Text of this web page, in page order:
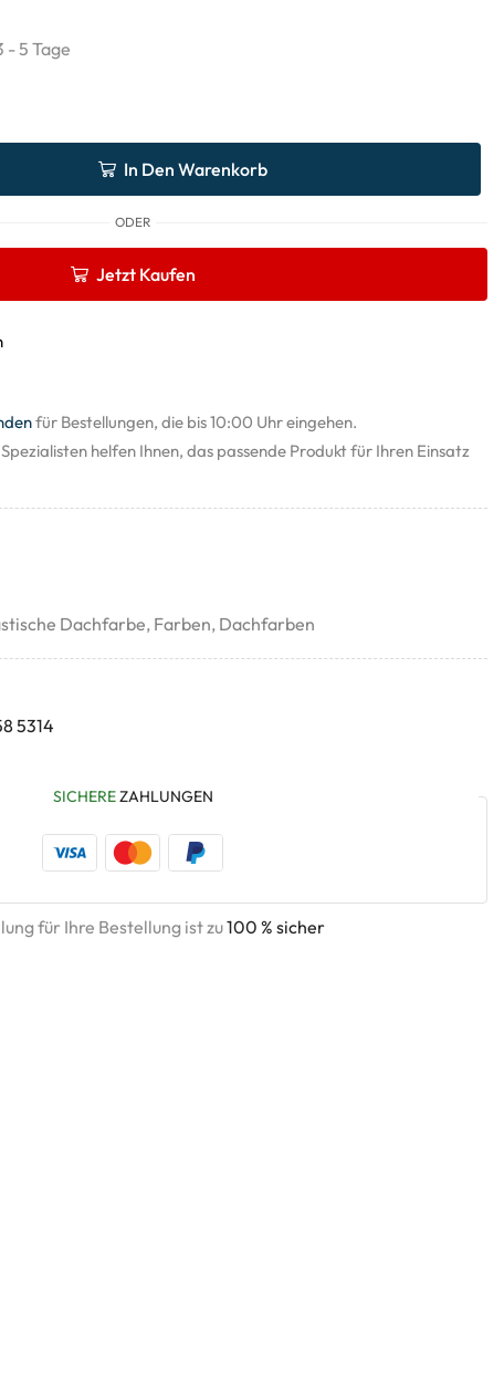
- 5 Tage
In Den Warenkorb
ODER
Jetzt Kaufen
für Bestellungen, die bis 10:00 Uhr eingehen.
helfen Ihnen, das passende Produkt für Ihren Einsatz
Dachfarbe, Farben, Dachfarben
5314
SICHEREZAHLUNGEN
für Ihre Bestellung ist zu100 % sicher